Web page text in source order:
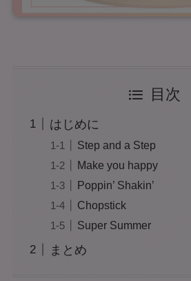
目次
はじめに
Step and a Step
Make you happy
Poppin’ Shakin’
Chopstick
Super Summer
まとめ